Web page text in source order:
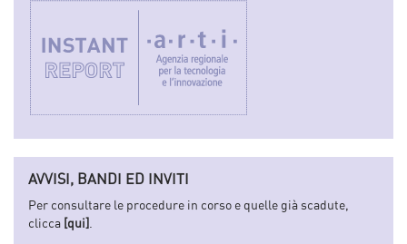
AVVISI, BANDI ED INVITI
Per consultare le procedure in corso e quelle già scadute,
clicca [qui]